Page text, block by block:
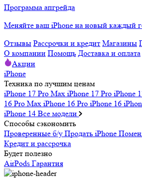
Программа апгрейда
Меняйте ваш iPhone на новый каждый
Отзывы Рассрочки и кредит Магазины
О компании Помощь Доставка и оплата
Акции
iPhone
Техника по лучшим ценам
iPhone 17 Pro Max iPhone 17 Pro iPhone
16 Pro Max iPhone 16 Pro iPhone 16
iPhone 14 Все модели
Способы сэкономить
Проверенные б/у Продать iPhone
Кредит и рассрочка
Будет полезно
AirPods Гарантия